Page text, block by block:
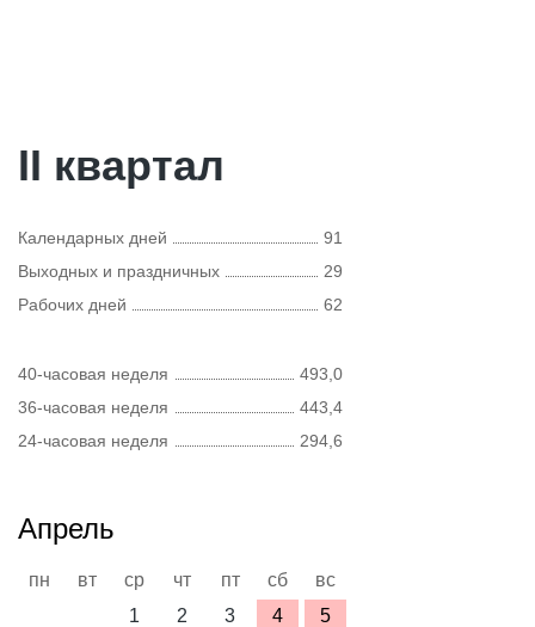
II квартал
Календарных дней
91
Выходных и праздничных
29
Рабочих дней
62
40-часовая неделя
493,0
36-часовая неделя
443,4
24-часовая неделя
294,6
Апрель
пн вт ср чт пт сб
вс
1
2 3 4
5